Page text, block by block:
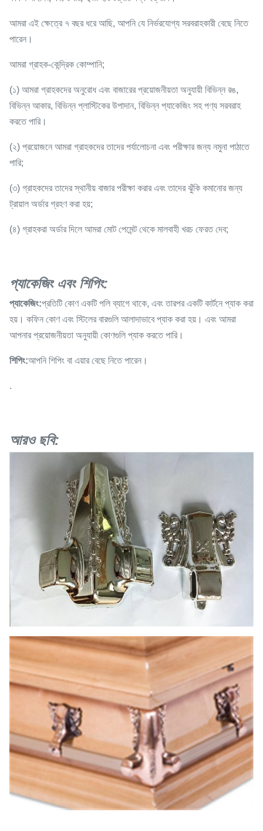
আমরা এই ক্ষেত্রে ৭ বছর ধরে আছি, আপনি যে নির্ভরযোগ্য সরবরাহকারী বেছে নিতে
পারেন।
আমরা গ্রাহক-কেন্দ্রিক কোম্পানি;
(১) আমরা গ্রাহকদের অনুরোধ এবং বাজারের প্রয়োজনীয়তা অনুযায়ী বিভিন্ন রঙ,
বিভিন্ন আকার, বিভিন্ন প্লাস্টিকের উপাদান, বিভিন্ন প্যাকেজিং সহ পণ্য সরবরাহ
করতে পারি।
(২) প্রয়োজনে আমরা গ্রাহকদের তাদের পর্যালোচনা এবং পরীক্ষার জন্য নমুনা পাঠাতে
পারি;
(৩) গ্রাহকদের তাদের স্থানীয় বাজার পরীক্ষা করার এবং তাদের ঝুঁকি কমানোর জন্য
ট্রায়াল অর্ডার গ্রহণ করা হয়;
(৪) গ্রাহকরা অর্ডার দিলে আমরা মোট পেমেন্ট থেকে মালবাহী খরচ ফেরত দেব;
প্যাকেজিং এবং শিপিং:
প্যাকেজিং:প্রতিটি কোণ একটি পলি ব্যাগে থাকে, এবং তারপর একটি কার্টনে প্যাক করা
হয়। কফিন কোণ এবং স্টিলের বারগুলি আলাদাভাবে প্যাক করা হয়। এবং আমরা
আপনার প্রয়োজনীয়তা অনুযায়ী কোণগুলি প্যাক করতে পারি।
শিপিং:আপনি শিপিং বা এয়ার বেছে নিতে পারেন।
.
আরও ছবি: